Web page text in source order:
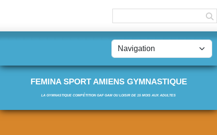
FEMINA SPORT AMIENS GYMNASTIQUE
LA GYMNASTIQUE COMPÉTITION GAF GAM OU LOISIR DE 15 MOIS AUX ADULTES